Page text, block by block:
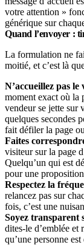
votre attention »
générique sur
Quand l’envoyer :
La formulation ne
moitié, et c’est là
N’accueillez pas
moment exact où la
vendeur se jette sur
quelques secondes
fait défiler la page
Faites
visiteur sur la page
Quelqu’un qui est
pour une
Respectez la
relancez pas sur
fois, c’est une
Soyez transparent
dites-le d’emblée
qu’une personne